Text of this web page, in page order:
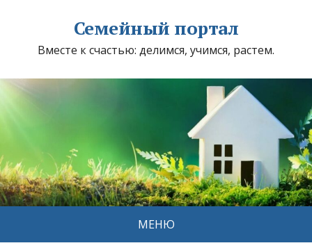
Семейный портал
Вместе к счастью: делимся, учимся, растем.
МЕНЮ